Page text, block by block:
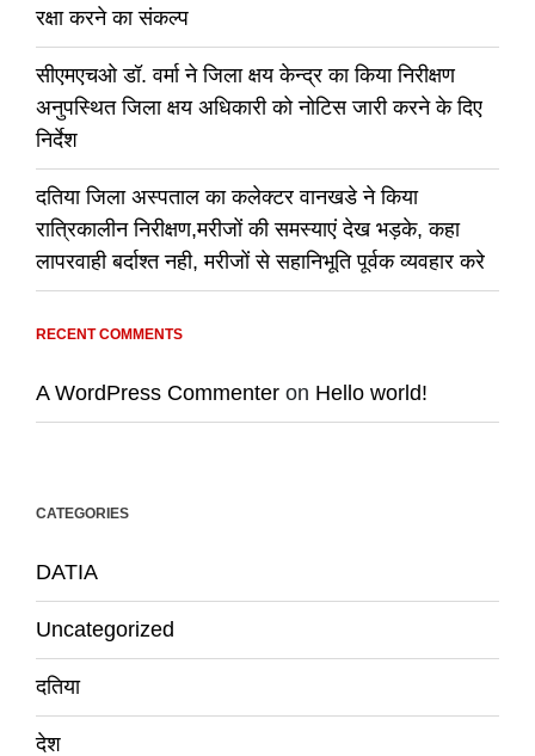
रक्षा करने का संकल्प
सीएमएचओ डॉ. वर्मा ने जिला क्षय केन्द्र का किया निरीक्षण
अनुपस्थित जिला क्षय अधिकारी को नोटिस जारी करने के दिए
निर्देश
दतिया जिला अस्पताल का कलेक्टर वानखडे ने किया
रात्रिकालीन निरीक्षण,मरीजों की समस्याएं देख भड़के, कहा
लापरवाही बर्दाश्त नही, मरीजों से सहानिभूति पूर्वक व्यवहार करे
RECENT COMMENTS
A WordPress Commenter on Hello world!
CATEGORIES
DATIA
Uncategorized
दतिया
देश